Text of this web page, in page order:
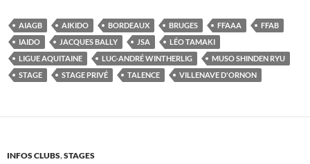
AIAGB AIKIDO BORDEAUX BRUGES FFAAA
FFAB
IAIDO
JACQUES BALLY JSA
LÉO TAMAKI
LIGUE AQUITAINE
LUC-ANDRÉ WINTHERLIG
MUSO SHINDEN RYU
STAGE
STAGE PRIVÉ TALENCE VILLENAVE D'ORNON
INFOS CLUBS,STAGES